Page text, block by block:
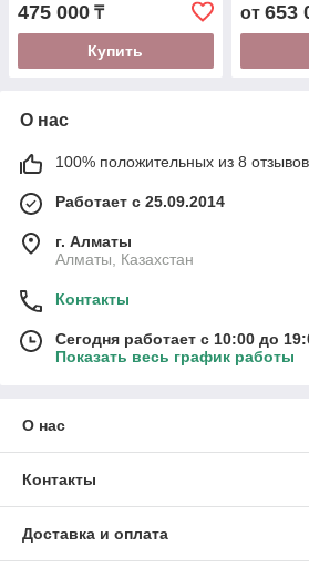
475 000 ₸
Купить
от 653
О нас
100% положительных из 8
Работает с 25.09.2014
г. Алматы
Алматы, Казахстан
Контакты
Сегодня работает с 10:00 до
Показать весь график работы
О нас
Контакты
Доставка и оплата